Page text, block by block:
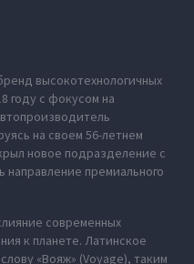
высокотехнологичных
году с фокусом на
на своем 56-летнем
новое подразделение с
направление премиального
современных
к планете. Латинское
«Вояж» (Voyage), таким